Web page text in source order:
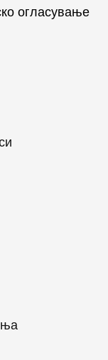
огласување